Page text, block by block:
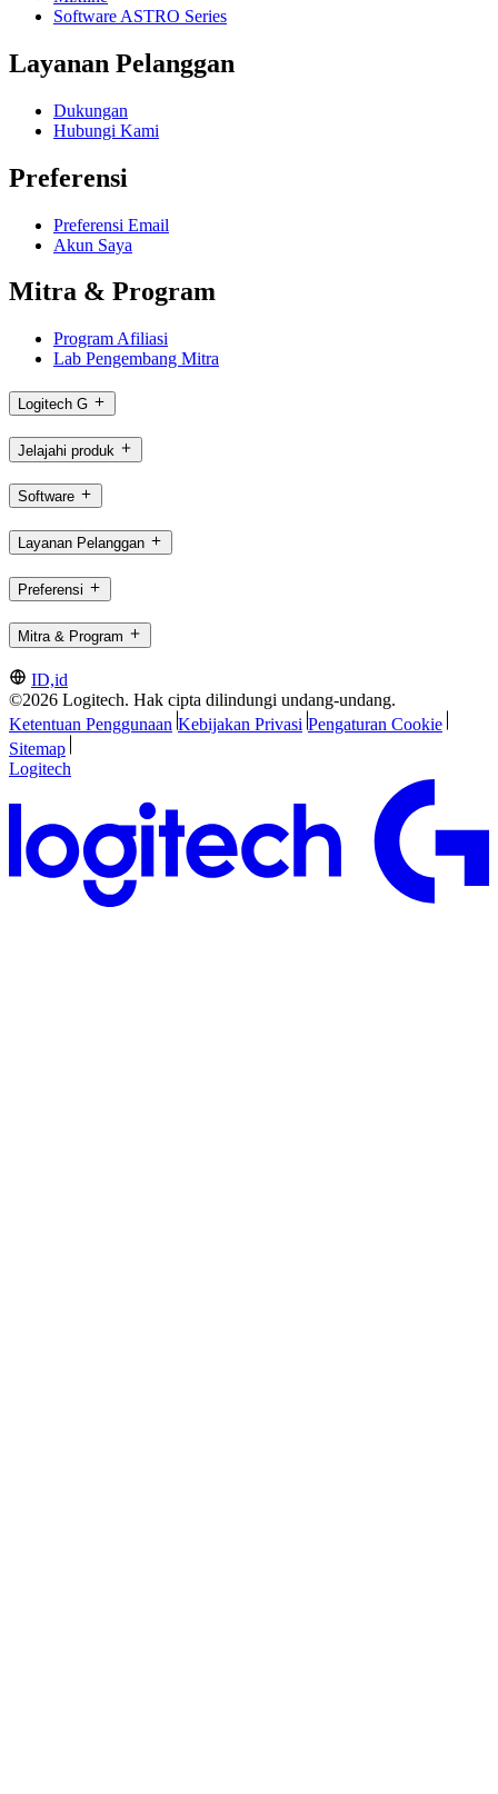
Software ASTRO Series
Layanan Pelanggan
Dukungan
Hubungi Kami
Preferensi
Preferensi Email
Akun Saya
Mitra & Program
Program Afiliasi
Lab Pengembang Mitra
Logitech G
Jelajahi produk
Software
Layanan Pelanggan
Preferensi
Mitra & Program
ID,id
©2026 Logitech. Hak cipta dilindungi undang-undang.
Ketentuan Penggunaan Kebijakan Privasi Pengaturan Cookie
Sitemap
Logitech